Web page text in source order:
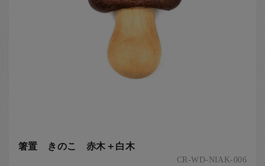
箸置 きのこ 赤木＋白木
CR-WD-NIAK-006